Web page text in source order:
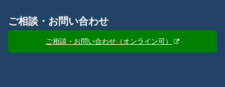
ご相談・お問い合わせ
ご相談・お問い合わせ（オンライン可）